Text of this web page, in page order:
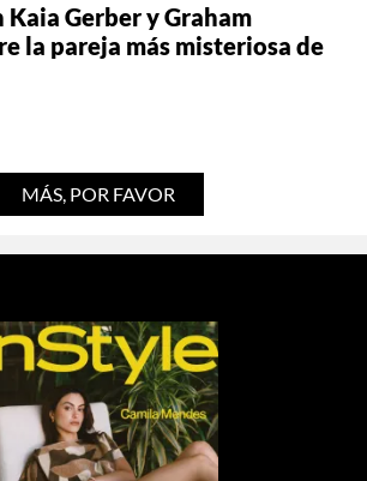
Kaia Gerber y Graham
la pareja más misteriosa de
MÁS, POR FAVOR